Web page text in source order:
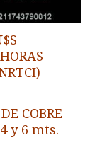
COBRE
4 y 6 mts.